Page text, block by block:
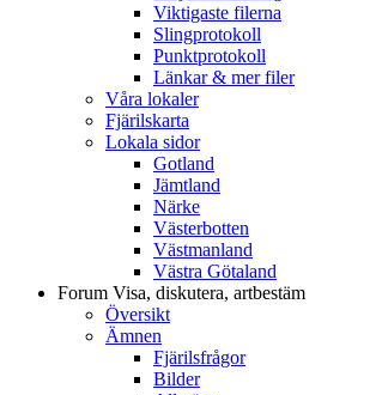
Viktigaste filerna
Slingprotokoll
Punktprotokoll
Länkar & mer filer
Våra lokaler
Fjärilskarta
Lokala sidor
Gotland
Jämtland
Närke
Västerbotten
Västmanland
Västra Götaland
Forum Visa, diskutera, artbestäm
Översikt
Ämnen
Fjärilsfrågor
Bilder